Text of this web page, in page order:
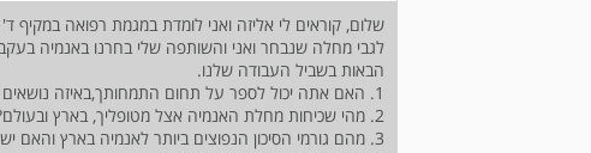
שלום, קוראים לי אליזה ואני לומדת במגמת רפואה
לגבי מחלה שנבחר ואני והשותפה שלי בחרנו באנמיה
הבאות בשביל העבודה שלנו.
1. האם אתה יכול לספר על תחום התמחותך,באיזה נושאים אתה עוסק ומהן הבעיות השכיחות בהן אתה נתקל?
2. מהי שכיחות מחלת האנמיה אצל מטופליך, בארץ ובעולם?
3. מהם גורמי הסיכון הנפוצים ביותר לאנמיה בארץ והאם יש גורמים מאפיינים בארץ?